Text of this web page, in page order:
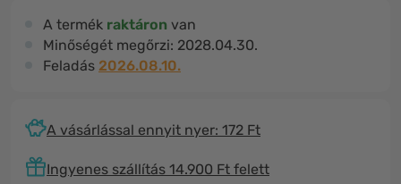
A termék raktáron van
Minőségét megőrzi: 2028.04.30.
Feladás 2026.08.10.
A vásárlással ennyit nyer: 172 Ft
Ingyenes szállítás 14.900 Ft felett